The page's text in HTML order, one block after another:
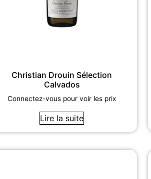
Christian Drouin Sélection
Calvados
Connectez-vous pour voir les prix
Lire la suite